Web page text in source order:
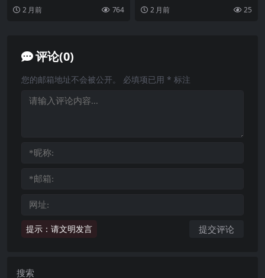
Tokyo wav 分轨
一，李志。在突然从公众视野消失
约6年后，于202...
2 月前 764
组合，成立于2012年，由胡汀洋、
赵辰龙、尼成...
2 月前 25
评论(0)
提示：请文明发言
您的邮箱地址不会被公开。 必填项已用 * 标注
搜索